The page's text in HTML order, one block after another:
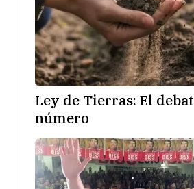
Ley de Tierras: El
número